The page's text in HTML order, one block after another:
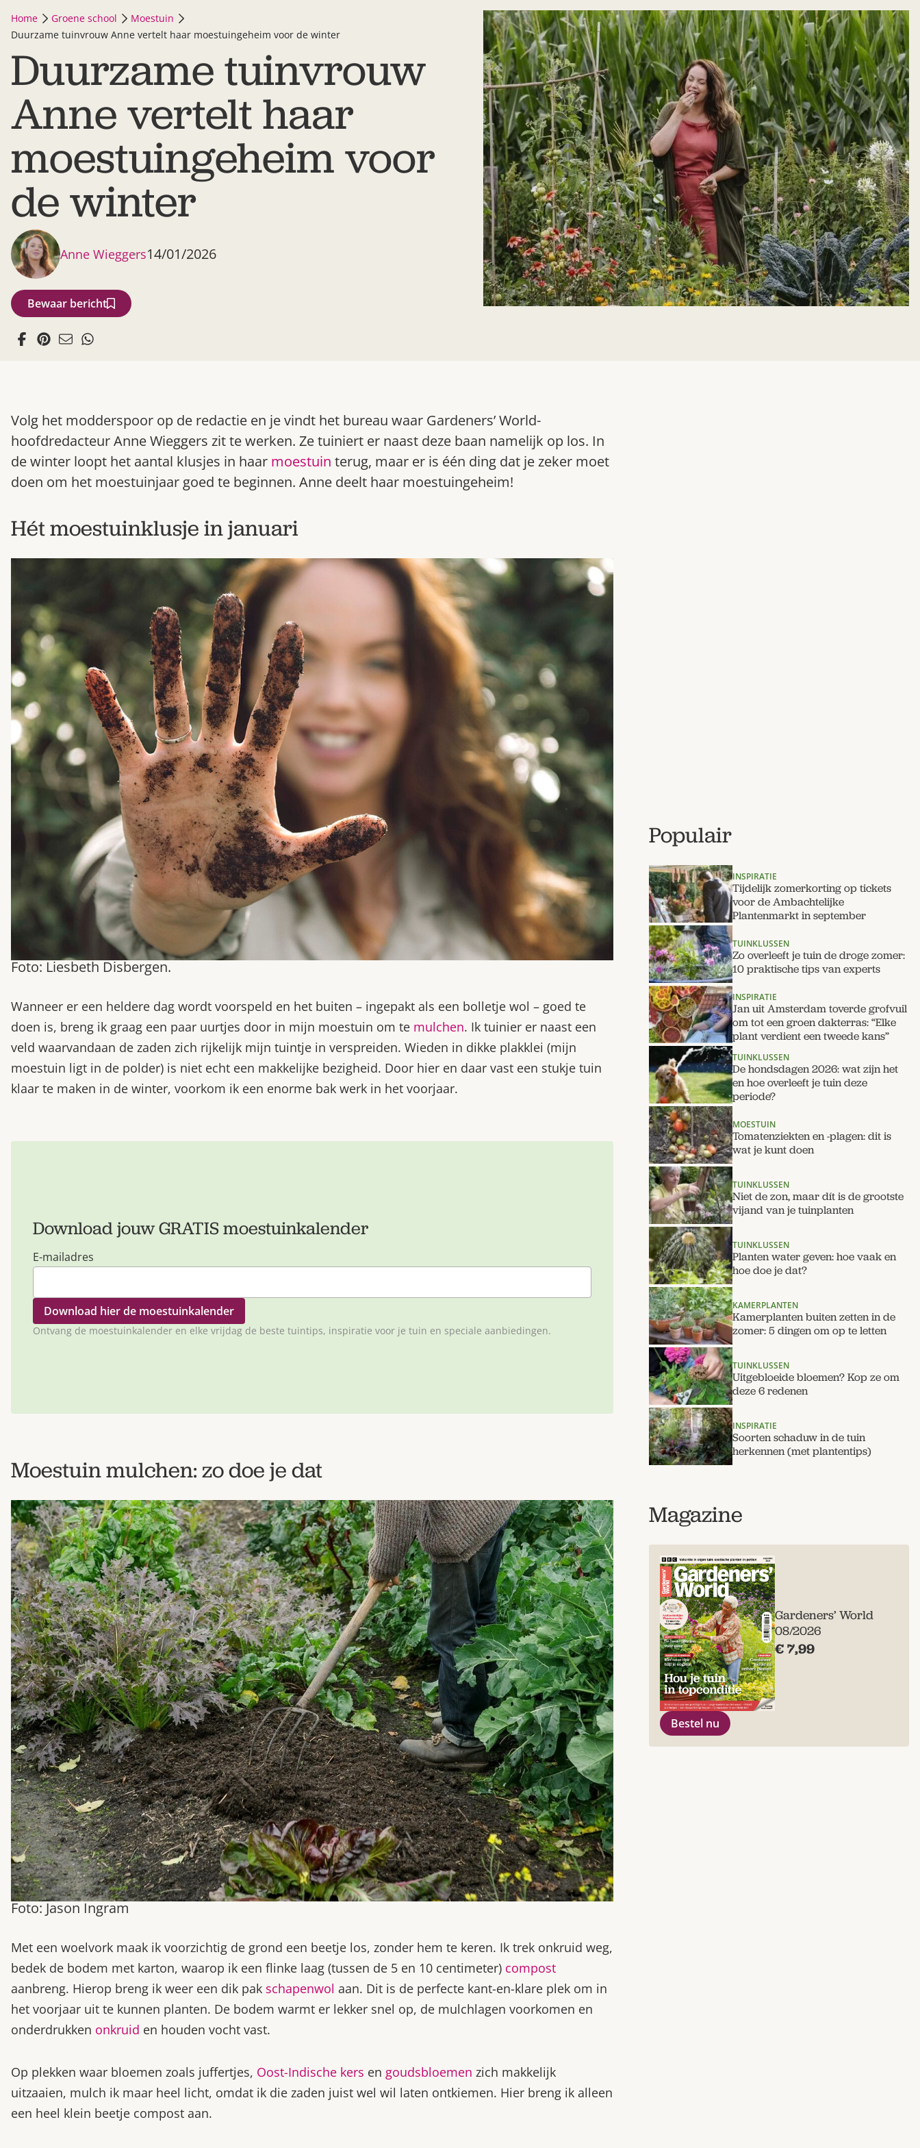
Home Groene school
Moestuin
Duurzame tuinvrouw Anne vertelt haar moestuingeheim voor de winter
Duurzame tuinvrouw
Anne vertelt haar
moestuingeheim voor
de winter
Anne Wieggers14/01/2026
Bewaar bericht
Volg het modderspoor op de redactie en je vindt het bureau waar Gardeners’ World-
hoofdredacteur Anne Wieggers zit te werken. Ze tuiniert er naast deze baan namelijk op los. In
de winter loopt het aantal klusjes in haar moestuin terug, maar er is één ding dat je zeker moet
doen om het moestuinjaar goed te beginnen. Anne deelt haar moestuingeheim!
Hét moestuinklusje in januari
Foto: Liesbeth Disbergen.
Wanneer er een heldere dag wordt voorspeld en het buiten – ingepakt als een bolletje wol – goed te
doen is, breng ik graag een paar uurtjes door in mijn moestuin om te mulchen. Ik tuinier er naast een
veld waarvandaan de zaden zich rijkelijk mijn tuintje in verspreiden. Wieden in dikke plakklei (mijn
moestuin ligt in de polder) is niet echt een makkelijke bezigheid. Door hier en daar vast een stukje tuin
klaar te maken in de winter, voorkom ik een enorme bak werk in het voorjaar.
Download jouw GRATIS moestuinkalender
E-mailadres
Ontvang de moestuinkalender en elke vrijdag de beste tuintips, inspiratie voor je tuin en speciale aanbiedingen.
Moestuin mulchen: zo doe je dat
Foto: Jason Ingram
Met een woelvork maak ik voorzichtig de grond een beetje los, zonder hem te keren. Ik trek onkruid weg,
bedek de bodem met karton, waarop ik een flinke laag (tussen de 5 en 10 centimeter) compost
aanbreng. Hierop breng ik weer een dik pak schapenwol aan. Dit is de perfecte kant-en-klare plek om in
het voorjaar uit te kunnen planten. De bodem warmt er lekker snel op, de mulchlagen voorkomen en
onderdrukken onkruid en houden vocht vast.
Op plekken waar bloemen zoals juffertjes, Oost-Indische kers en goudsbloemen zich makkelijk
uitzaaien, mulch ik maar heel licht, omdat ik die zaden juist wel wil laten ontkiemen. Hier breng ik alleen
een heel klein beetje compost aan.
Populair
INSPIRATIE
Tijdelijk zomerkorting op tickets
voor de Ambachtelijke
Plantenmarkt in september
TUINKLUSSEN
Zo overleeft je tuin de droge zomer:
10 praktische tips van experts
INSPIRATIE
Jan uit Amsterdam toverde grofvuil
om tot een groen dakterras: “Elke
plant verdient een tweede kans”
TUINKLUSSEN
De hondsdagen 2026: wat zijn het
en hoe overleeft je tuin deze
periode?
MOESTUIN
Tomatenziekten en -plagen: dit is
wat je kunt doen
TUINKLUSSEN
Niet de zon, maar dít is de grootste
vijand van je tuinplanten
TUINKLUSSEN
Planten water geven: hoe vaak en
hoe doe je dat?
KAMERPLANTEN
Kamerplanten buiten zetten in de
zomer: 5 dingen om op te letten
TUINKLUSSEN
Uitgebloeide bloemen? Kop ze om
deze 6 redenen
INSPIRATIE
Soorten schaduw in de tuin
herkennen (met plantentips)
Magazine
Gardeners’ World
08/2026
€ 7,99
Bestel nu